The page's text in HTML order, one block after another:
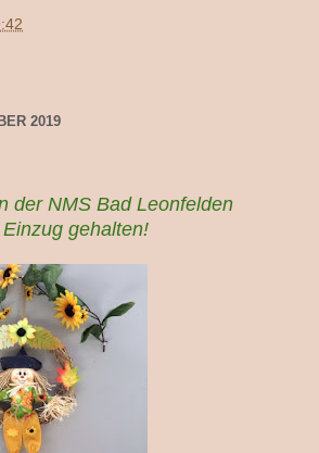
2019
der NMS Bad Leonfelden
Einzug gehalten!